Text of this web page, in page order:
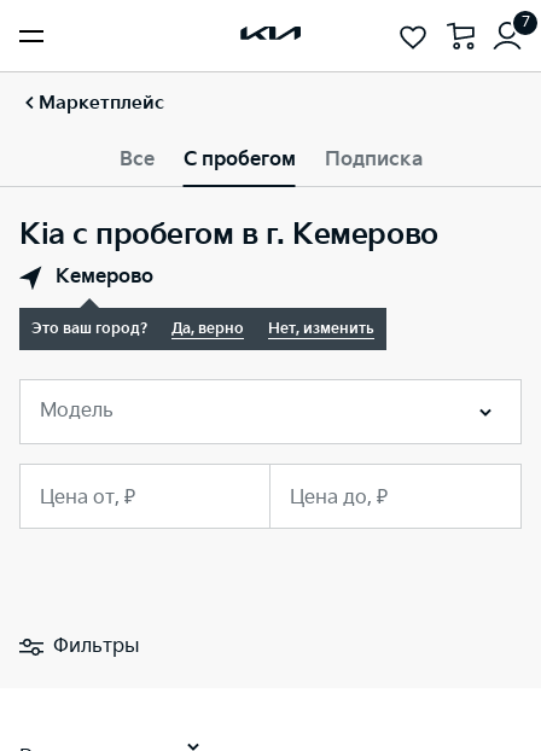
7
Маркетплейс
Все С пробегом Подписка
Kia с пробегом в г. Кемерово
Кемерово
Это ваш город? Да, верно Нет, изменить
Модель
Цена от, ₽ Цена до, ₽
Фильтры